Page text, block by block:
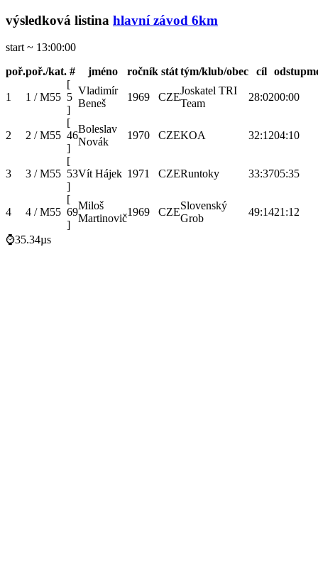
výsledková listina hlavní závod 6km
start ~ 13:00:00
poř.poř./kat. # jméno ročník stát tým/klub/obec cíl odstup
1 1 / M55
[
5
]
Vladimír
Beneš
1969 CZE
Joskatel TRI
Team
28:0200:00
2 2 / M55
[
46
]
Boleslav
Novák
1970 CZEKOA 32:1204:10
3 3 / M55
[
53
]
Vít Hájek 1971 CZERuntoky 33:3705:35
4 4 / M55
[
69
]
Miloš
Martinovič
1969 CZE
Slovenský
Grob
49:1421:12
⌚35.34µs